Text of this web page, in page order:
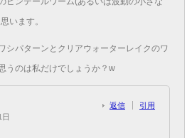
います。
シパターンとクリアウォーターレイクのワ
うのは私だけでしょうか？w
返信 引用